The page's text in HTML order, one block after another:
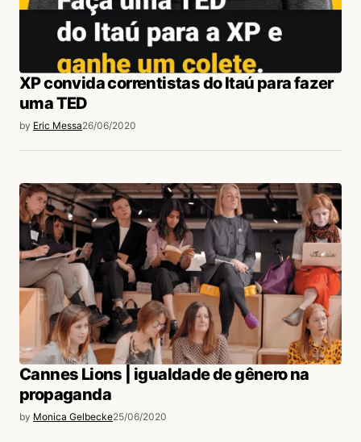
XP convida correntistas do Itaú para fazer
uma TED
by Eric Messa26/06/2020
Cannes Lions | igualdade de gênero na
propaganda
by Monica Gelbecke25/06/2020